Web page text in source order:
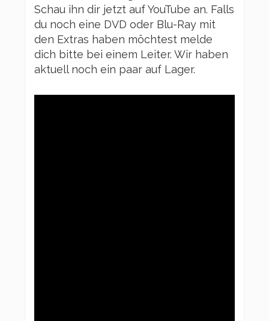
Schau ihn dir jetzt auf YouTube an. Falls
du noch eine DVD oder Blu-Ray mit
den Extras haben möchtest melde
dich bitte bei einem Leiter. Wir haben
aktuell noch ein paar auf Lager.